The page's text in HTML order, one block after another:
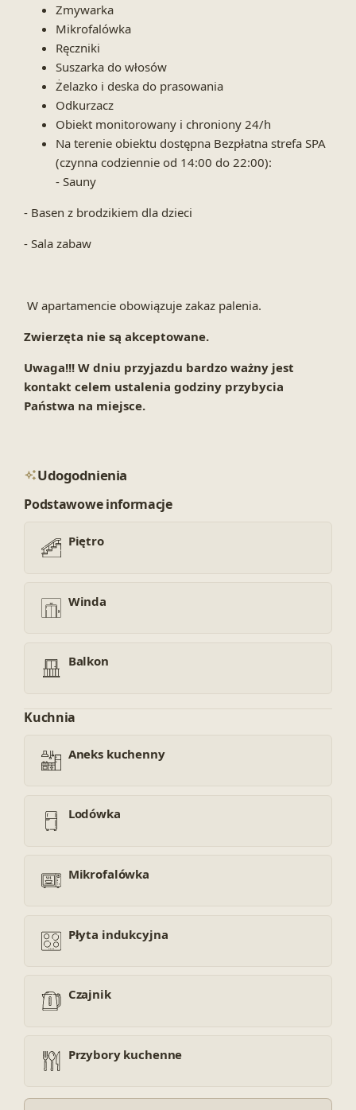
Zmywarka
Mikrofalówka
Ręczniki
Suszarka do włosów
Żelazko i deska do prasowania
Odkurzacz
Obiekt monitorowany i chroniony 24/h
Na terenie obiektu dostępna Bezpłatna strefa SPA
(czynna codziennie od 14:00 do 22:00):
- Sauny
- Basen z brodzikiem dla dzieci
- Sala zabaw
W apartamencie obowiązuje zakaz palenia.
Zwierzęta nie są akceptowane.
Uwaga!!! W dniu przyjazdu bardzo ważny jest
kontakt celem ustalenia godziny przybycia
Państwa na miejsce.
Udogodnienia
Podstawowe informacje
Piętro
Winda
Balkon
Kuchnia
Aneks kuchenny
Lodówka
Mikrofalówka
Płyta indukcyjna
Czajnik
Przybory kuchenne